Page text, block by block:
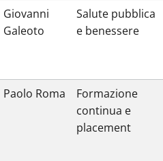
Giovanni
Galeoto
Salute pubblica
e benessere
Paolo Roma
Formazione
continua e
placement